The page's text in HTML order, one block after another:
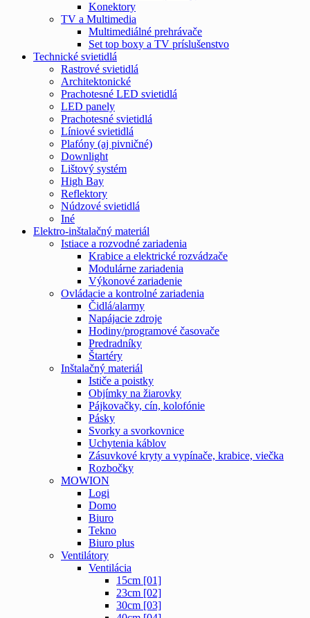
Konektory
TV a Multimedia
Multimediálné prehrávače
Set top boxy a TV príslušenstvo
Technické svietidlá
Rastrové svietidlá
Architektonické
Prachotesné LED svietidlá
LED panely
Prachotesné svietidlá
Líniové svietidlá
Plafóny (aj pivničné)
Downlight
Lištový systém
High Bay
Reflektory
Núdzové svietidlá
Iné
Elektro-inštalačný materiál
Istiace a rozvodné zariadenia
Krabice a elektrické rozvádzače
Modulárne zariadenia
Výkonové zariadenie
Ovládacie a kontrolné zariadenia
Čidlá/alarmy
Napájacie zdroje
Hodiny/programové časovače
Predradníky
Štartéry
Inštalačný materiál
Ističe a poistky
Objímky na žiarovky
Pájkovačky, cín, kolofónie
Pásky
Svorky a svorkovnice
Uchytenia káblov
Zásuvkové kryty a vypínače, krabice, viečka
Rozbočky
MOWION
Logi
Domo
Biuro
Tekno
Biuro plus
Ventilátory
Ventilácia
15cm [01]
23cm [02]
30cm [03]